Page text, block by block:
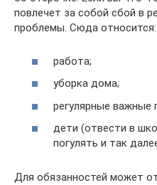
повлечет за собой сбой в
проблемы. Сюда относится:
работа;
уборка дома;
регулярные важные
дети (отвести в
погулять и так
Для обязанностей может